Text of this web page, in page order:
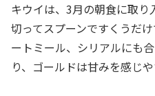
キウイは、3月の朝食に取り
切ってスプーンですくうだ
ートミール、シリアルにも
り、ゴールドは甘みを感じ